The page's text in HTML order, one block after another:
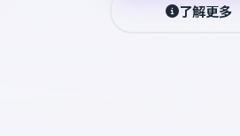
了解更多